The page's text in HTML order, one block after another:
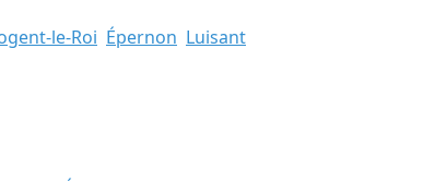
le-Roi Épernon Luisant